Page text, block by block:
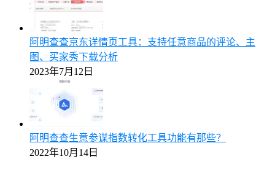
阿明查查京东详情页工具：支持任意商品的评论、主
图、买家秀下载分析
2023年7月12日
阿明查查生意参谋指数转化工具功能有那些？
2022年10月14日